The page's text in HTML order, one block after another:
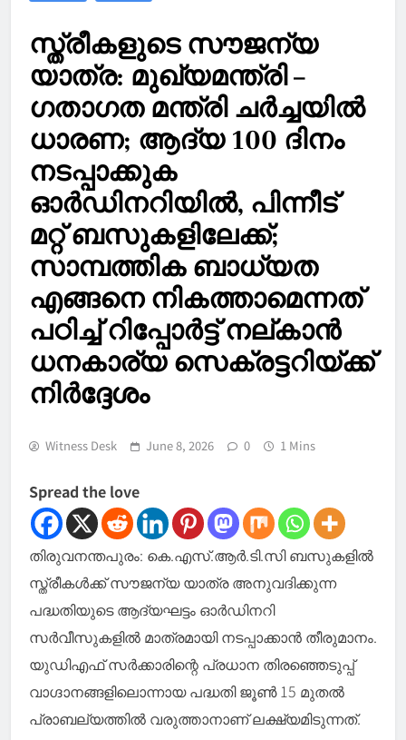
സ്ത്രീകളുടെ സൗജന്യ
യാത്ര: മുഖ്യമന്ത്രി –
ഗതാഗത മന്ത്രി ചര്‍ച്ചയില്‍
ധാരണ; ആദ്യ 100 ദിനം
നടപ്പാക്കുക
ഓര്‍ഡിനറിയില്‍, പിന്നീട്
മറ്റ് ബസുകളിലേക്ക്;
സാമ്പത്തിക ബാധ്യത
എങ്ങനെ നികത്താമെന്നത്
പഠിച്ച്‌ റിപ്പോര്‍ട്ട് നല്കാൻ
ധനകാര്യ സെക്രട്ടറിയ്ക്ക്
നിര്‍ദ്ദേശം
Witness Desk June 8, 2026 0 1 Mins
Spread the love
തിരുവനന്തപുരം: കെ.എസ്.ആർ.ടി.സി ബസുകളില്‍
സ്ത്രീകള്‍ക്ക് സൗജന്യ യാത്ര അനുവദിക്കുന്ന
പദ്ധതിയുടെ ആദ്യഘട്ടം ഓർഡിനറി
സർവീസുകളില്‍ മാത്രമായി നടപ്പാക്കാൻ തീരുമാനം.
യുഡിഎഫ് സർക്കാരിന്റെ പ്രധാന തിരഞ്ഞെടുപ്പ്
വാഗ്ദാനങ്ങളിലൊന്നായ പദ്ധതി ജൂണ്‍ 15 മുതല്‍
പ്രാബല്യത്തില്‍ വരുത്താനാണ് ലക്ഷ്യമിടുന്നത്.